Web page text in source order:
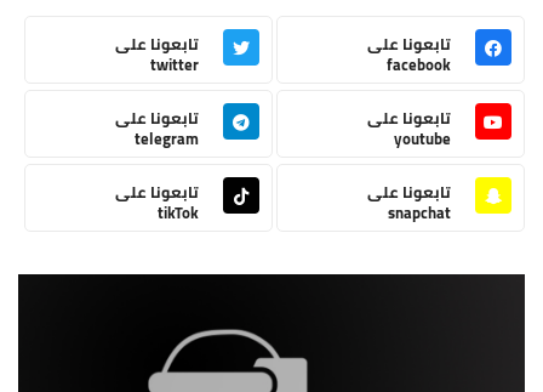
تابعونا على
facebook
تابعونا على
twitter
تابعونا على
youtube
تابعونا على
telegram
تابعونا على
snapchat
تابعونا على
tikTok